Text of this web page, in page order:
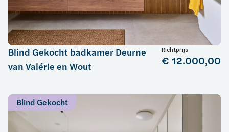
Blind Gekocht badkamer Deurne
van Valérie en Wout
Richtprijs
€ 12.000,00
Blind Gekocht